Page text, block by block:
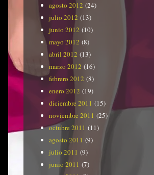
agosto 2012 (24)
julio 2012 (13)
junio 2012 (10)
mayo 2012 (8)
abril 2012 (13)
marzo 2012 (16)
febrero 2012 (8)
enero 2012 (19)
diciembre 2011 (15)
noviembre 2011 (25)
octubre 2011 (11)
agosto 2011 (9)
julio 2011 (9)
junio 2011 (7)